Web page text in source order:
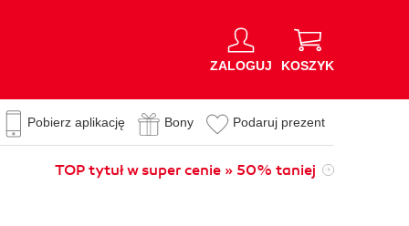
ZALOGUJ KOSZYK
Pobierz aplikację Bony Podaruj prezent
TOP tytuł w super cenie » 50% taniej